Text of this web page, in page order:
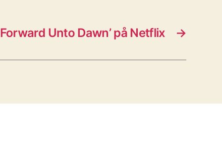
→
Forward Unto Dawn’ på Netflix